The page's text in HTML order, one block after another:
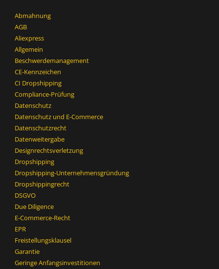
Abmahnung
AGB
Aliexpress
Allgemein
Beschwerdemanagement
CE-Kennzeichen
CI Dropshipping
Compliance-Prüfung
Datenschutz
Datenschutz und E-Commerce
Datenschutzrecht
Datenweitergabe
Designrechtsverletzung
Dropshipping
Dropshipping-Unternehmensgründung
Dropshippingrecht
DSGVO
Due Diligence
E-Commerce-Recht
EPR
Freistellungsklausel
Garantie
Geringe Anfangsinvestitionen